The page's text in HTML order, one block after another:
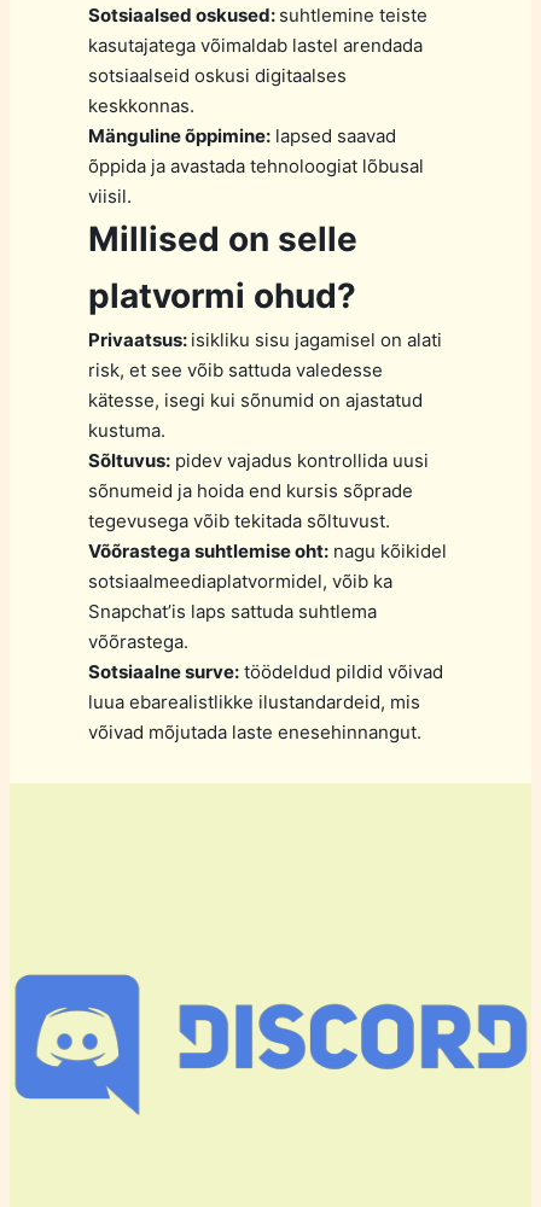
Sotsiaalsed oskused: suhtlemine teiste
kasutajatega võimaldab lastel arendada
sotsiaalseid oskusi digitaalses
keskkonnas.
Mänguline õppimine:lapsed saavad
õppida ja avastada tehnoloogiat lõbusal
viisil.
Millised on selle
platvormi ohud?
Privaatsus: isikliku sisu jagamisel on alati
risk, et see võib sattuda valedesse
kätesse, isegi kui sõnumid on ajastatud
kustuma.
Sõltuvus:pidev vajadus kontrollida uusi
sõnumeid ja hoida end kursis sõprade
tegevusega võib tekitada sõltuvust.
Võõrastega suhtlemise oht:nagu kõikidel
sotsiaalmeediaplatvormidel, võib ka
Snapchat’is laps sattuda suhtlema
võõrastega.
Sotsiaalne surve:töödeldud pildid võivad
luua ebarealistlikke ilustandardeid, mis
võivad mõjutada laste enesehinnangut.